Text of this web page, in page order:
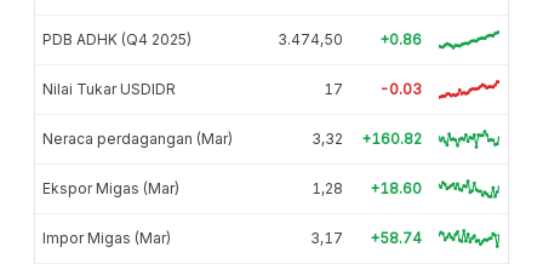
PDB ADHK (Q4 2025) 3.474,50 +0.86
Nilai Tukar USDIDR 17 -0.03
Neraca perdagangan (Mar) 3,32 +160.82
Ekspor Migas (Mar) 1,28 +18.60
Impor Migas (Mar) 3,17 +58.74